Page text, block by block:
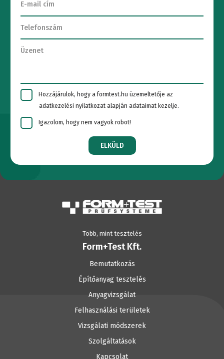
Hozzájárulok, hogy a formtest.hu üzemeltetője az
adatkezelési nyilatkozat alapján adataimat kezelje.
Igazolom, hogy nem vagyok robot!
ELKÜLD
Több, mint tesztelés
Form+Test Kft.
Bemutatkozás
Építőanyag tesztelés
Anyagvizsgálat
Felhasználási területek
Vizsgálati módszerek
Szolgáltatások
Kapcsolat